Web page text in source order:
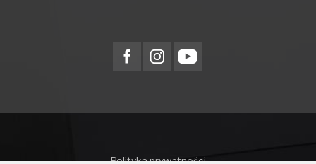
Polityka prywatności